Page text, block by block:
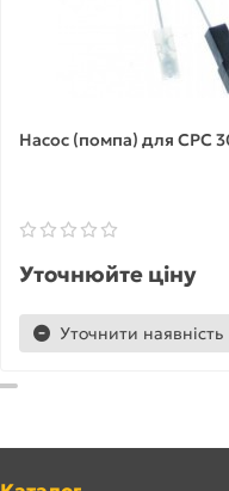
Насос (помпа) для CPC
Уточнюйте ціну
Уточнити наявність